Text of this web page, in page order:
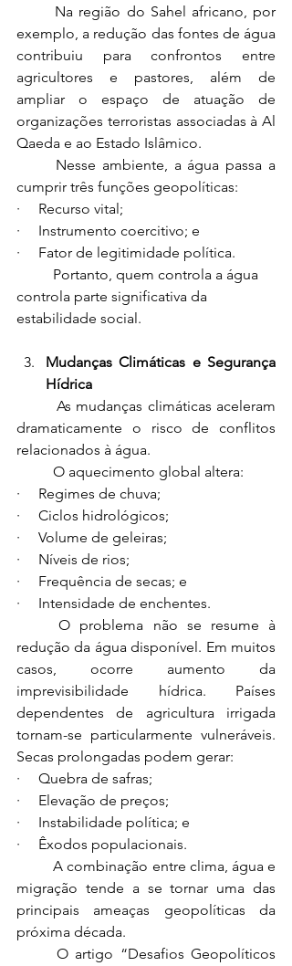
exemplo, a redução das fontes de água
contribuiu para confrontos entre
agricultores e pastores, além de
ampliar o espaço de atuação de
organizações terroristas associadas à Al
Qaeda e ao Estado Islâmico.
cumprir três funções geopolíticas:
·     Recurso vital;
·     Instrumento coercitivo; e
·     Fator de legitimidade política.
controla parte significativa da
estabilidade social.
Mudanças Climáticas e Segurança
Hídrica
dramaticamente o risco de conflitos
relacionados à água.
	O aquecimento global altera:
·     Regimes de chuva;
·     Ciclos hidrológicos;
·     Volume de geleiras;
·     Níveis de rios;
·     Frequência de secas; e
·     Intensidade de enchentes.
	O problema não se resume à
redução da água disponível. Em muitos
casos, ocorre aumento da
imprevisibilidade hídrica. Países
dependentes de agricultura irrigada
tornam-se particularmente vulneráveis.
Secas prolongadas podem gerar:
·     Quebra de safras;
·     Elevação de preços;
·     Instabilidade política; e
·     Êxodos populacionais.
	A combinação entre clima, água e
migração tende a se tornar uma das
principais ameaças geopolíticas da
próxima década.